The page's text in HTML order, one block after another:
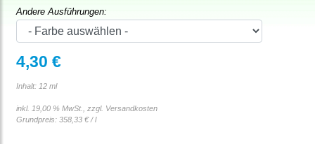
Andere Ausführungen:
4,30 €
Inhalt: 12 ml
inkl. 19,00 % MwSt., zzgl. Versandkosten
Grundpreis: 358,33 € / l